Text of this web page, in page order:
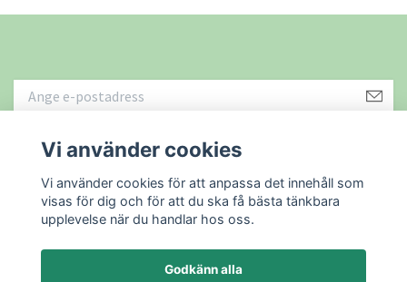
Läs mer
Vi använder cookies
Vi använder cookies för att anpassa det innehåll som
visas för dig och för att du ska få bästa tänkbara
upplevelse när du handlar hos oss.
Godkänn alla